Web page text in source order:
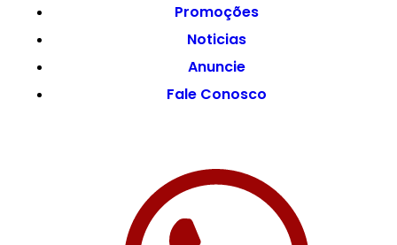
Promoções
Noticias
Anuncie
Fale Conosco